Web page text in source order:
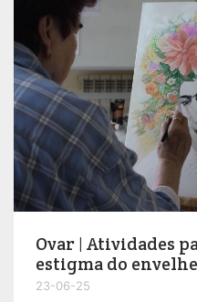
Ovar | Atividades
estigma do
23-06-25